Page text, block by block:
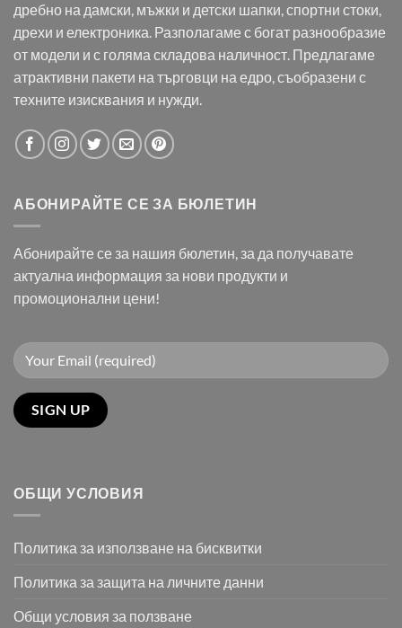
дребно на дамски, мъжки и детски шапки, спортни стоки,
дрехи и електроника. Разполагаме с богат разнообразие
от модели и с голяма складова наличност. Предлагаме
атрактивни пакети на търговци на едро, съобразени с
техните изисквания и нужди.
АБОНИРАЙТЕ СЕ ЗА БЮЛЕТИН
Абонирайте се за нашия бюлетин, за да получавате
актуална информация за нови продукти и
промоционални цени!
ОБЩИ УСЛОВИЯ
Политика за използване на бисквитки
Политика за защита на личните данни
Общи условия за ползване